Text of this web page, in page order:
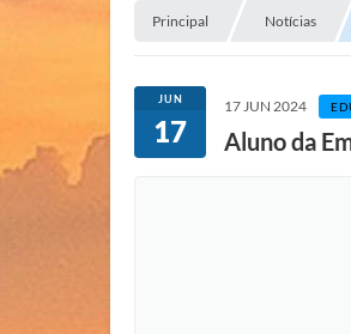
Principal Notícias
JUN
17
17 JUN 2024
Aluno da